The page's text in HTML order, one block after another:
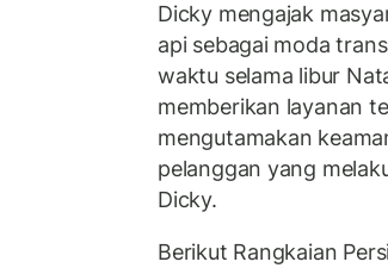
Dicky mengajak
api sebagai moda
waktu selama libur
memberikan layanan
mengutamakan
pelanggan yang
Dicky.
Berikut Rangkaian